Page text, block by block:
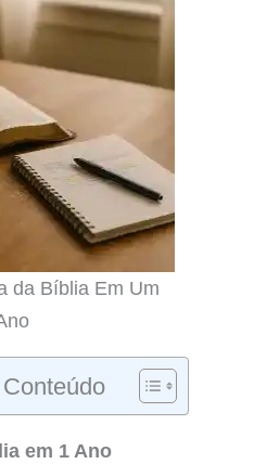
da Bíblia Em Um
em 1 Ano